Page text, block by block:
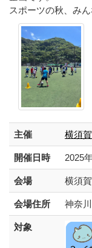
スポーツの秋、み
主催 横須
開催日時 2025
会場 横須
会場住所 神奈
対象